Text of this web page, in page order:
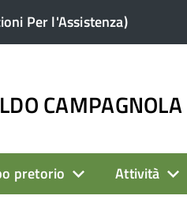
Per l'Assistenza)
CAMPAGNOLA
pretorio
Attività